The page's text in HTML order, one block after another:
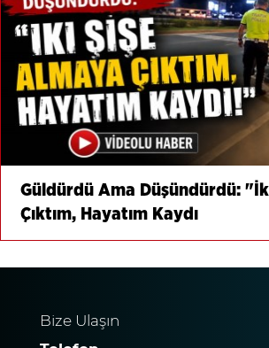
Güldürdü Ama Düşündürdü:
Çıktım, Hayatım Kaydı
Bize Ulaşın